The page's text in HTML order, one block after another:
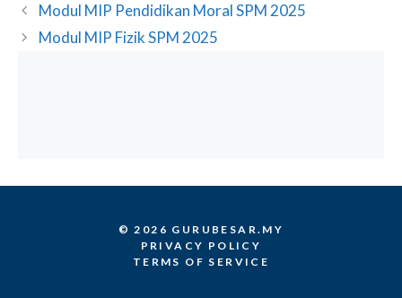
Modul MIP Pendidikan Moral SPM 2025
Modul MIP Fizik SPM 2025
© 2026 GURUBESAR.MY
PRIVACY POLICY
TERMS OF SERVICE